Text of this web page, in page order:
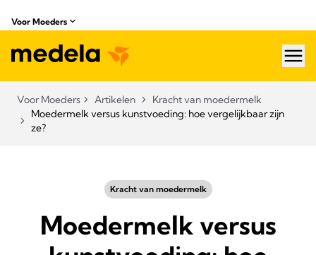
Voor Moeders
Voor Moeders Artikelen
Kracht van moedermelk
Moedermelk versus kunstvoeding: hoe vergelijkbaar zijn
ze?
Kracht van moedermelk
Moedermelk versus